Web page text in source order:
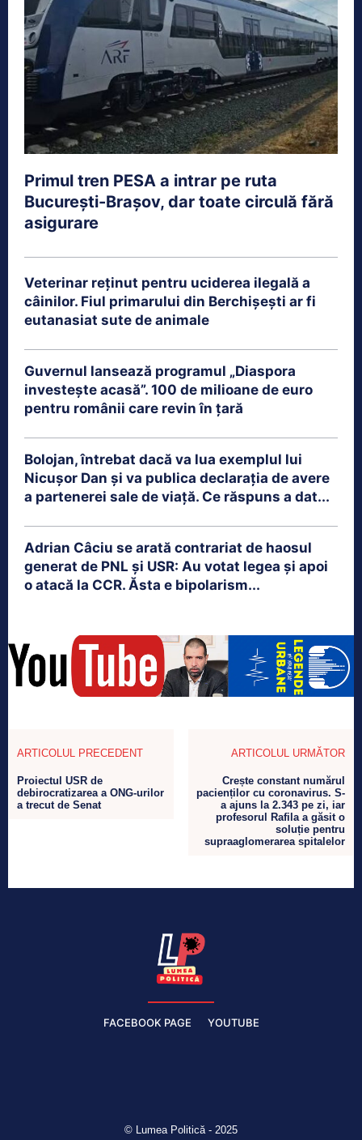
Primul tren PESA a intrar pe ruta
București-Brașov, dar toate circulă fără
asigurare
Veterinar reținut pentru uciderea ilegală a
câinilor. Fiul primarului din Berchișești ar fi
eutanasiat sute de animale
Guvernul lansează programul „Diaspora
investește acasă”. 100 de milioane de euro
pentru românii care revin în țară
Bolojan, întrebat dacă va lua exemplul lui
Nicușor Dan și va publica declarația de avere
a partenerei sale de viață. Ce răspuns a dat...
Adrian Câciu se arată contrariat de haosul
generat de PNL și USR: Au votat legea și apoi
o atacă la CCR. Ăsta e bipolarism...
ARTICOLUL PRECEDENT
Proiectul USR de
debirocratizarea a ONG-urilor
a trecut de Senat
ARTICOLUL URMĂTOR
Crește constant numărul
pacienților cu coronavirus. S-
a ajuns la 2.343 pe zi, iar
profesorul Rafila a găsit o
soluție pentru
supraaglomerarea spitalelor
FACEBOOK PAGE YOUTUBE
© Lumea Politică - 2025